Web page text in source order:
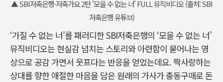
▲ SBI저축은행-저축가요 2탄 '모을 수 없는 너' FULL 뮤직비디오 (출처: SBI
저축은행 유튜브)
‘가질 수 없는 너’를 패러디한 SBI저축은행의 ‘모을 수 없는 너’
뮤직비디오는 현실감 넘치는 스토리와 아련함이 묻어나는 영
상으로 공감 가면서 웃프다는 반응을 얻었는데요. 짝사랑하는
상대를 향한 애절한 마음을 담은 원래의 가사가 충동구매로 돈